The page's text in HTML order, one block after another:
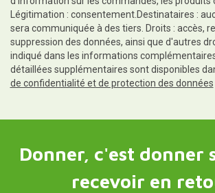
Légitimation : consentement.Destinataires :
sera communiquée à des tiers. Droits : accès,
suppression des données, ainsi que d'autres
indiqué dans les informations
détaillées supplémentaires sont disponibles
de confidentialité et de protection des données
Donner, c'est donner
recevoir en